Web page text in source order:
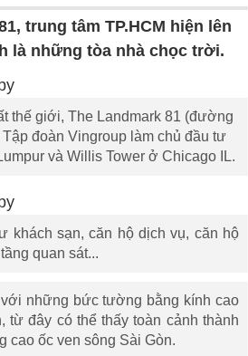
trung tâm TP.HCM hiện lên
là những tòa nhà chọc trời.
thế giới, The Landmark 81 (đường
đoàn Vingroup làm chủ đầu tư
và Willis Tower ở Chicago IL.
khách sạn, căn hộ dịch vụ, căn hộ
quan sát...
những bức tường bằng kính cao
từ đây có thể thấy toàn cảnh thành
cao ốc ven sông Sài Gòn.